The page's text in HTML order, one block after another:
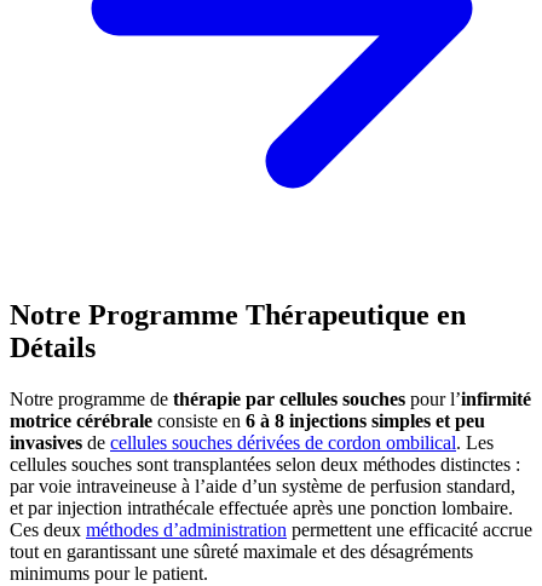
Notre Programme Thérapeutique en
Détails
Notre programme de thérapie par cellules souches pour l’infirmité
motrice cérébrale consiste en 6 à 8 injections simples et peu
invasives de cellules souches dérivées de cordon ombilical. Les
cellules souches sont transplantées selon deux méthodes distinctes :
par voie intraveineuse à l’aide d’un système de perfusion standard,
et par injection intrathécale effectuée après une ponction lombaire.
Ces deux méthodes d’administration permettent une efficacité accrue
tout en garantissant une sûreté maximale et des désagréments
minimums pour le patient.